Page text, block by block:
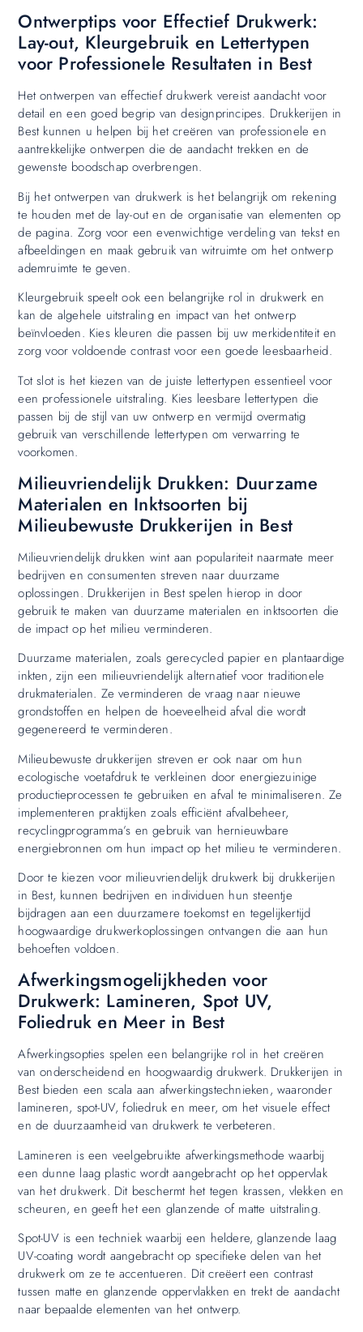
Ontwerptips voor Effectief Drukwerk:
Lay-out, Kleurgebruik en Lettertypen
voor Professionele Resultaten in Best
Het ontwerpen van effectief drukwerk vereist aandacht voor
detail en een goed begrip van designprincipes. Drukkerijen in
Best kunnen u helpen bij het creëren van professionele en
aantrekkelijke ontwerpen die de aandacht trekken en de
gewenste boodschap overbrengen.
Bij het ontwerpen van drukwerk is het belangrijk om rekening
te houden met de lay-out en de organisatie van elementen op
de pagina. Zorg voor een evenwichtige verdeling van tekst en
afbeeldingen en maak gebruik van witruimte om het ontwerp
ademruimte te geven.
Kleurgebruik speelt ook een belangrijke rol in drukwerk en
kan de algehele uitstraling en impact van het ontwerp
beïnvloeden. Kies kleuren die passen bij uw merkidentiteit en
zorg voor voldoende contrast voor een goede leesbaarheid.
Tot slot is het kiezen van de juiste lettertypen essentieel voor
een professionele uitstraling. Kies leesbare lettertypen die
passen bij de stijl van uw ontwerp en vermijd overmatig
gebruik van verschillende lettertypen om verwarring te
voorkomen.
Milieuvriendelijk Drukken: Duurzame
Materialen en Inktsoorten bij
Milieubewuste Drukkerijen in Best
Milieuvriendelijk drukken wint aan populariteit naarmate meer
bedrijven en consumenten streven naar duurzame
oplossingen. Drukkerijen in Best spelen hierop in door
gebruik te maken van duurzame materialen en inktsoorten die
de impact op het milieu verminderen.
Duurzame materialen, zoals gerecycled papier en plantaardige
inkten, zijn een milieuvriendelijk alternatief voor traditionele
drukmaterialen. Ze verminderen de vraag naar nieuwe
grondstoffen en helpen de hoeveelheid afval die wordt
gegenereerd te verminderen.
Milieubewuste drukkerijen streven er ook naar om hun
ecologische voetafdruk te verkleinen door energiezuinige
productieprocessen te gebruiken en afval te minimaliseren. Ze
implementeren praktijken zoals efficiënt afvalbeheer,
recyclingprogramma’s en gebruik van hernieuwbare
energiebronnen om hun impact op het milieu te verminderen.
Door te kiezen voor milieuvriendelijk drukwerk bij drukkerijen
in Best, kunnen bedrijven en individuen hun steentje
bijdragen aan een duurzamere toekomst en tegelijkertijd
hoogwaardige drukwerkoplossingen ontvangen die aan hun
behoeften voldoen.
Afwerkingsmogelijkheden voor
Drukwerk: Lamineren, Spot UV,
Foliedruk en Meer in Best
Afwerkingsopties spelen een belangrijke rol in het creëren
van onderscheidend en hoogwaardig drukwerk. Drukkerijen in
Best bieden een scala aan afwerkingstechnieken, waaronder
lamineren, spot-UV, foliedruk en meer, om het visuele effect
en de duurzaamheid van drukwerk te verbeteren.
Lamineren is een veelgebruikte afwerkingsmethode waarbij
een dunne laag plastic wordt aangebracht op het oppervlak
van het drukwerk. Dit beschermt het tegen krassen, vlekken en
scheuren, en geeft het een glanzende of matte uitstraling.
Spot-UV is een techniek waarbij een heldere, glanzende laag
UV-coating wordt aangebracht op specifieke delen van het
drukwerk om ze te accentueren. Dit creëert een contrast
tussen matte en glanzende oppervlakken en trekt de aandacht
naar bepaalde elementen van het ontwerp.